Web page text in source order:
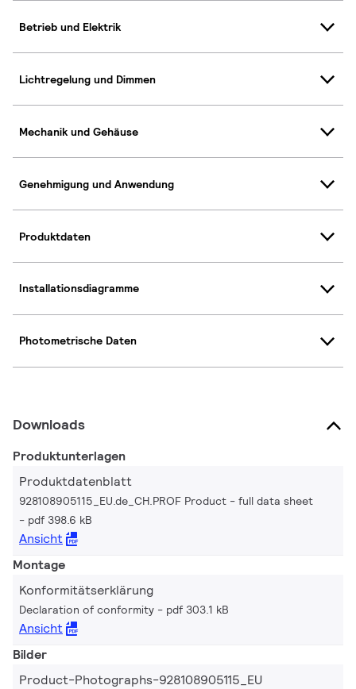
Betrieb und Elektrik
Lichtregelung und Dimmen
Mechanik und Gehäuse
Genehmigung und Anwendung
Produktdaten
Installationsdiagramme
Photometrische Daten
Downloads
Produktunterlagen
Produktdatenblatt
928108905115_EU.de_CH.PROF Product - full data sheet
pdf 398.6 kB
Ansicht
Montage
Konformitätserklärung
Declaration of conformity pdf 303.1 kB
Ansicht
Bilder
Product-Photographs-928108905115_EU